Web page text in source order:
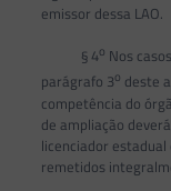
emissor dessa LAO.
§ 4o Nos
parágrafo 3o deste
competência do
de ampliação
licenciador
remetidos